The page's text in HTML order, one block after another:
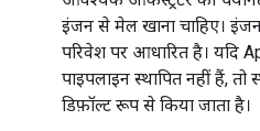
इंजन से मेल खाना चाहिए।
परिवेश पर आधारित है। यदि
पाइपलाइन स्थापित नहीं हैं, तो
डिफ़ॉल्ट रूप से किया जाता है।